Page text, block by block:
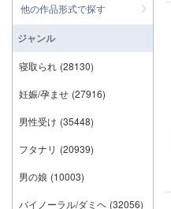
他の作品形式で探す
ジャンル
寝取られ (28130)
妊娠/孕ませ (27916)
男性受け (35448)
フタナリ (20939)
男の娘 (10003)
バイノーラル/ダミヘ (32056)